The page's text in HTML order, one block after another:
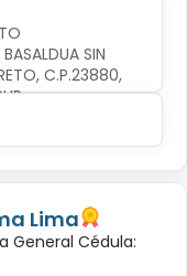
SIN
C.P.23880,
Lima
General Cédula: